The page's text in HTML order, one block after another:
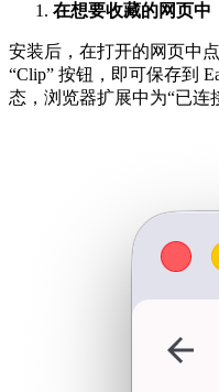
在想要收藏的网页中
安装后，在打开的网页中
“Clip” 按钮，即可保存到
态，浏览器扩展中为“已连